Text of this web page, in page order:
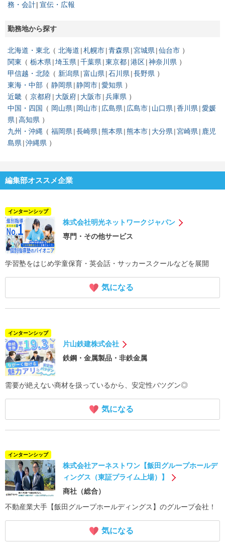
務・会計 宣伝・広報
勤務地から探す
北海道・東北 北海道 札幌市 青森県 宮城県 仙台市
関東
栃木県 埼玉県 千葉県 東京都 港区 神奈川県
甲信越・北陸
新潟県 富山県 石川県 長野県
東海・中部
静岡県 静岡市 愛知県
近畿
京都府 大阪府 大阪市 兵庫県
中国・四国
岡山県 岡山市 広島県 広島市 山口県 香川県 愛媛
県 高知県
九州・沖縄
福岡県 長崎県 熊本県 熊本市 大分県 宮崎県
鹿児
島県 沖縄県
編集部オススメ企業
インターンシップ
株式会社明光ネットワークジャパン
専門・その他サービス
学習塾をはじめ学童保育・英会話・サッカースクールなどを展開
気になる
インターンシップ
片山鉄建株式会社
鉄鋼・金属製品・非鉄金属
需要が絶えない商材を扱っているから、安定性バツグン◎
気になる
インターンシップ
株式会社アーネストワン【飯田グループホールデ
ィングス（東証プライム上場）】
商社（総合）
不動産業大手【飯田グループホールディングス】のグループ会社！
気になる